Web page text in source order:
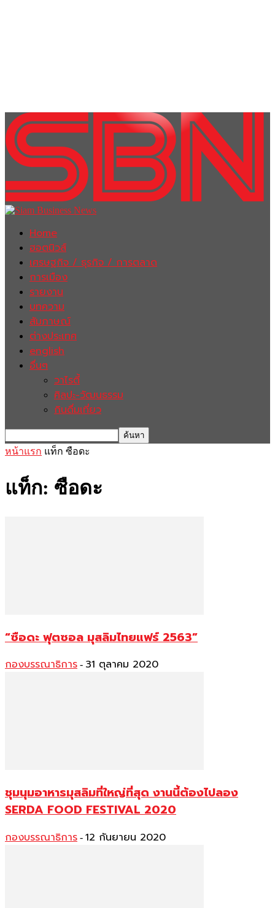
Home
ฮอตนิวส์
เศรษฐกิจ / ธุรกิจ / การตลาด
การเมือง
รายงาน
บทความ
สัมภาษณ์
ต่างประเทศ
english
อื่นๆ
วาไรตี้
ศิลปะ-วัฒนธรรม
กินดื่มเที่ยว
หน้าแรก แท็ก ซือดะ
แท็ก: ซือดะ
“ซือดะ ฟุตซอล มุสลิมไทยแฟร์ 2563”
กองบรรณาธิการ - 31 ตุลาคม 2020
ชุมนุมอาหารมุสลิมที่ใหญ่ที่สุด งานนี้ต้องไปลอง
SERDA FOOD FESTIVAL 2020
กองบรรณาธิการ - 12 กันยายน 2020